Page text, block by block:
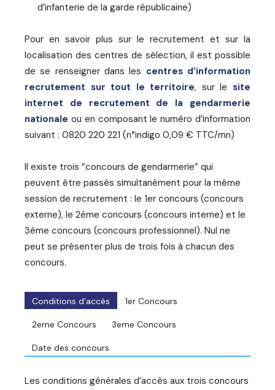
d’infanterie de la garde républicaine)
Pour en savoir plus sur le recrutement et sur la
localisation des centres de sélection, il est possible
de se renseigner dans les centres d’information
recrutement sur tout le territoire, sur lesite
internet de recrutement de la gendarmerie
nationale ou en composant le numéro d’information
suivant : 0820 220 221 (n°indigo 0,09 € TTC/mn)
Il existe trois “concours de gendarmerie” qui
peuvent être passés simultanément pour la même
session de recrutement : le 1er concours (concours
externe), le 2ème concours (concours interne) et le
3ème concours (concours professionnel). Nul ne
peut se présenter plus de trois fois à chacun des
concours.
Conditions d'accès 1er Concours
2eme Concours 3eme Concours
Date des concours
Les conditions générales d’accès aux trois concours